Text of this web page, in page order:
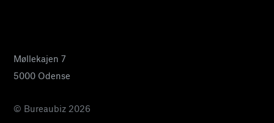
Møllekajen 7
5000 Odense
© Bureaubiz 2026